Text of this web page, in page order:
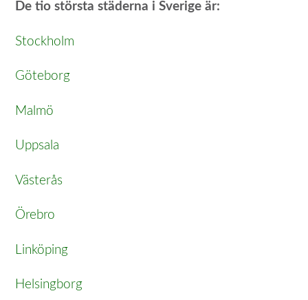
De tio största städerna i Sverige är:
Stockholm
Göteborg
Malmö
Uppsala
Västerås
Örebro
Linköping
Helsingborg